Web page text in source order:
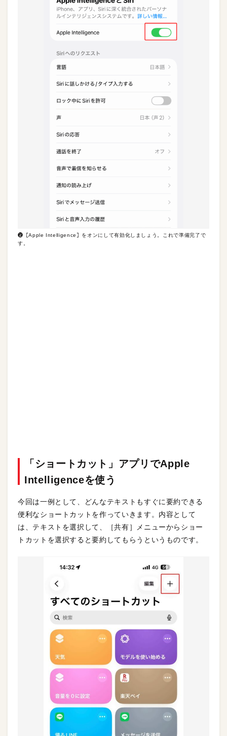
❷［Apple Intelligence］をオンにして有効化しましょう。これで準備完了で
す。
「ショートカット」アプリでApple
Intelligenceを使う
今回は一例として、どんなテキストもすぐに要約できる
便利なショートカットを作っていきます。内容として
は、テキストを選択して、［共有］メニューからショー
トカットを選択すると要約してもらうというものです。